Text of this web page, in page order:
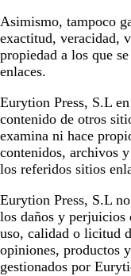
Asimismo, tampoco
exactitud, veracidad,
propiedad a los que
enlaces.
Eurytion Press, S.L
contenido de otros
examina ni hace
contenidos, archivos
los referidos sitios
Eurytion Press, S.L
los daños y perjuicios
uso, calidad o licitud
opiniones, productos
gestionados por